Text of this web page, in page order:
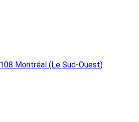
Montréal (Le Sud-Ouest)